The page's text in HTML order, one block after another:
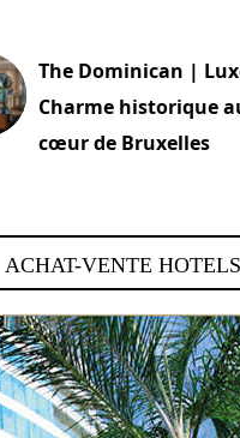
The Dominican |
Charme historique
cœur de Bruxelles
ACHAT-VENTE HOTELS